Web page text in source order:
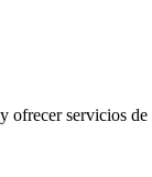
ofrecer servicios